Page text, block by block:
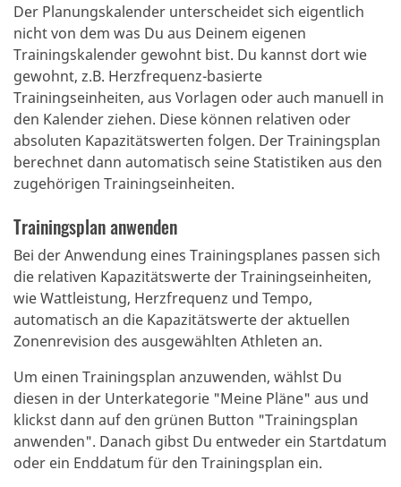
Der Planungskalender unterscheidet sich eigentlich
nicht von dem was Du aus Deinem eigenen
Trainingskalender gewohnt bist. Du kannst dort wie
gewohnt, z.B. Herzfrequenz-basierte
Trainingseinheiten, aus Vorlagen oder auch manuell in
den Kalender ziehen. Diese können relativen oder
absoluten Kapazitätswerten folgen. Der Trainingsplan
berechnet dann automatisch seine Statistiken aus den
zugehörigen Trainingseinheiten.
Trainingsplan anwenden
Bei der Anwendung eines Trainingsplanes passen sich
die relativen Kapazitätswerte der Trainingseinheiten,
wie Wattleistung, Herzfrequenz und Tempo,
automatisch an die Kapazitätswerte der aktuellen
Zonenrevision des ausgewählten Athleten an.
Um einen Trainingsplan anzuwenden, wählst Du
diesen in der Unterkategorie "Meine Pläne" aus und
klickst dann auf den grünen Button "Trainingsplan
anwenden". Danach gibst Du entweder ein Startdatum
oder ein Enddatum für den Trainingsplan ein.